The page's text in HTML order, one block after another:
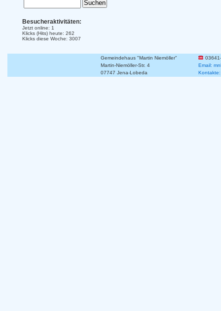
Besucheraktivitäten:
Jetzt online: 1
Klicks (Hits) heute: 262
Klicks diese Woche: 3007
Gemeindehaus "Martin Niemöller"
Martin-Niemöller-Str. 4
Email:
07747 Jena-Lobeda